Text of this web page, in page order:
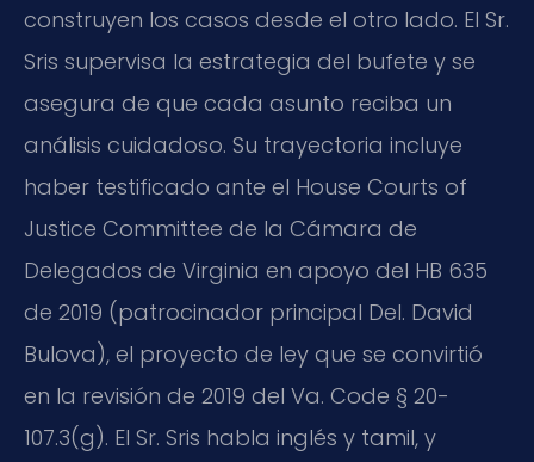
construyen los casos desde el otro lado. El Sr.
Sris supervisa la estrategia del bufete y se
asegura de que cada asunto reciba un
análisis cuidadoso. Su trayectoria incluye
haber testificado ante el House Courts of
Justice Committee de la Cámara de
Delegados de Virginia en apoyo del HB 635
de 2019 (patrocinador principal Del. David
Bulova), el proyecto de ley que se convirtió
en la revisión de 2019 del Va. Code § 20-
107.3(g). El Sr. Sris habla inglés y tamil, y